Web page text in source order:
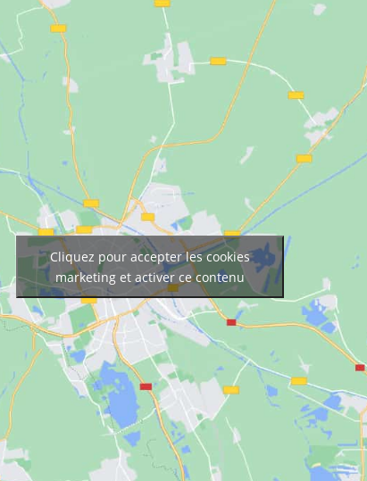
Cliquez pour accepter les cookies
marketing et activer ce contenu